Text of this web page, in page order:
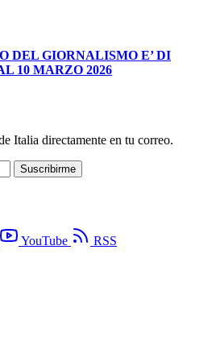
DEL GIORNALISMO E’ DI
10 MARZO 2026
Italia directamente en tu correo.
Suscribirme
YouTube RSS